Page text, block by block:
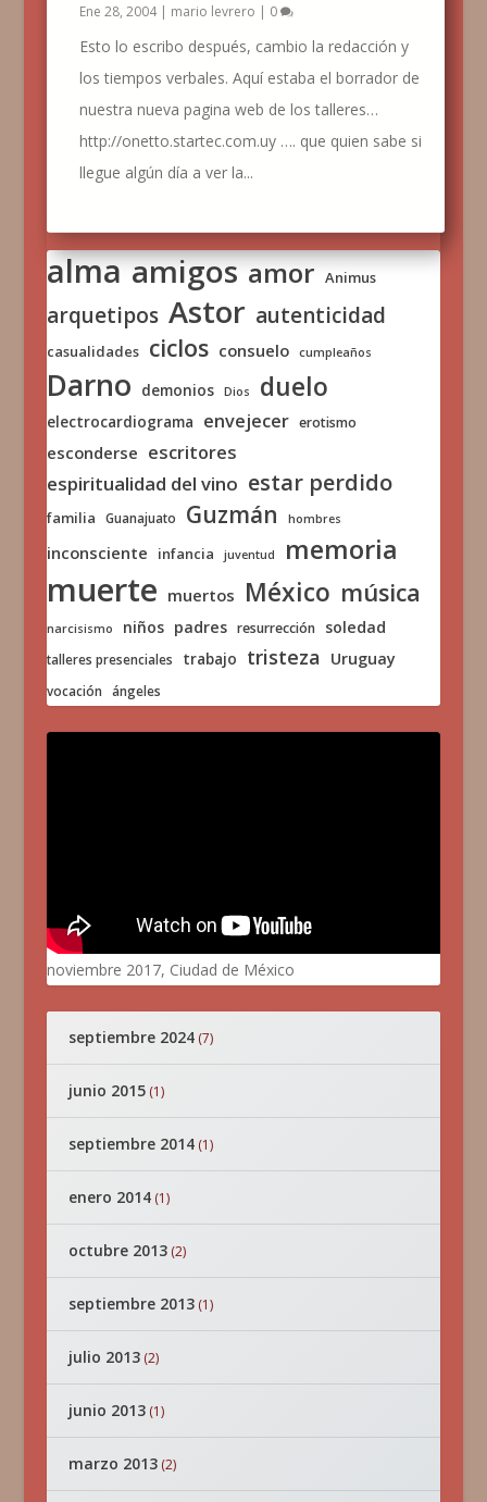
Ene 28, 2004| mario levrero | 0
Esto lo escribo después, cambio la redacción y
los tiempos verbales. Aquí estaba el borrador de
nuestra nueva pagina web de los talleres…
http://onetto.startec.com.uy …. que quien sabe si
llegue algún día a ver la...
alma amigos amor Animus
arquetipos Astor autenticidad
casualidades ciclos consuelo cumpleaños
Darno demonios Dios duelo
electrocardiograma envejecer erotismo
esconderse escritores
espiritualidad del vino estar perdido
familia Guanajuato Guzmán hombres
inconsciente infancia juventud memoria
muerte muertos México música
narcisismo niños padres resurrección soledad
talleres presenciales trabajo tristeza Uruguay
vocación ángeles
noviembre 2017, Ciudad de México
septiembre 2024(7)
junio 2015(1)
septiembre 2014(1)
enero 2014(1)
octubre 2013(2)
septiembre 2013(1)
julio 2013(2)
junio 2013(1)
marzo 2013(2)